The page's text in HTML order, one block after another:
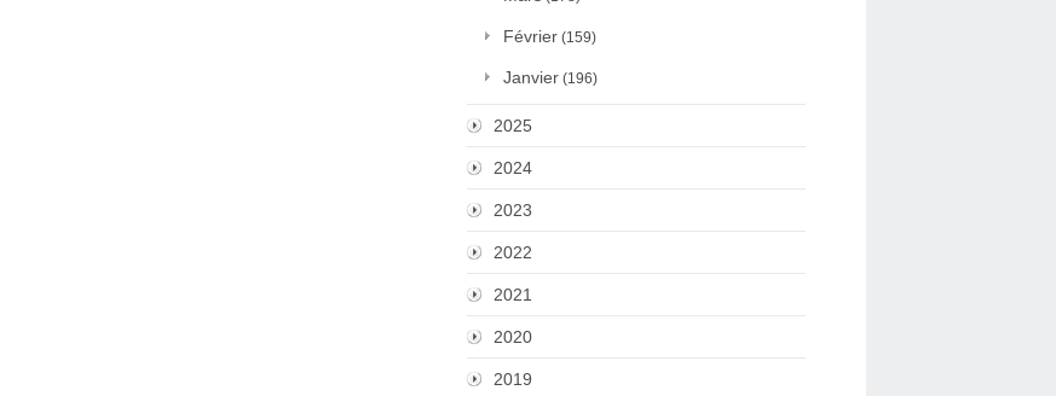
Février (159)
Janvier (196)
2025
2024
2023
2022
2021
2020
2019